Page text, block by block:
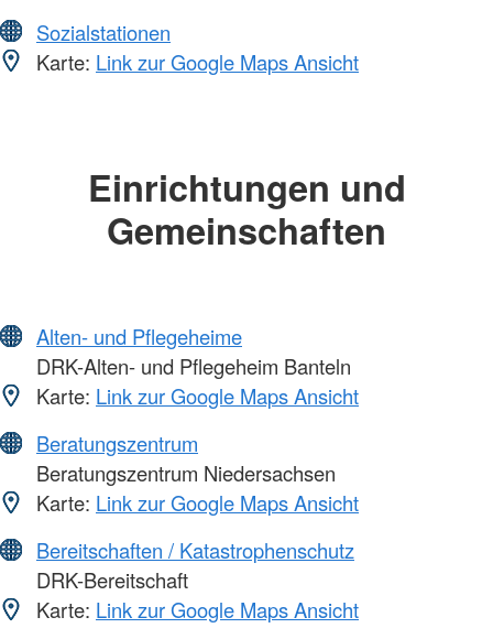
Sozialstationen
Karte: Link zur Google Maps Ansicht
Einrichtungen und
Gemeinschaften
Alten- und Pflegeheime
DRK-Alten- und Pflegeheim Banteln
Karte: Link zur Google Maps Ansicht
Beratungszentrum
Beratungszentrum Niedersachsen
Karte: Link zur Google Maps Ansicht
Bereitschaften / Katastrophenschutz
DRK-Bereitschaft
Karte: Link zur Google Maps Ansicht